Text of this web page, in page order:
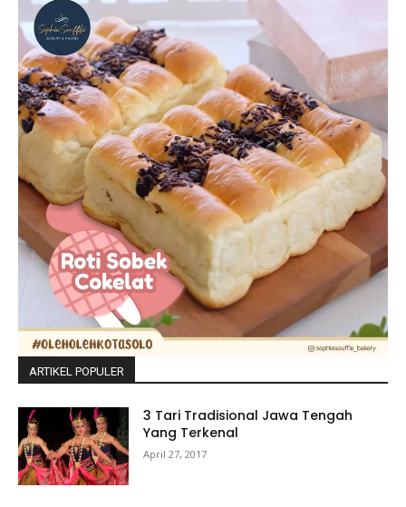
ARTIKEL POPULER
3 Tari Tradisional Jawa Tengah
Yang Terkenal
April 27, 2017